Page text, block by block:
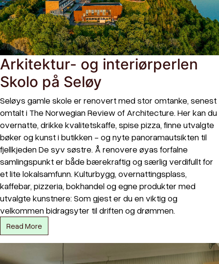
Arkitektur- og interiørperlen
Skolo på Seløy
Seløys gamle skole er renovert med stor omtanke, senest
omtalt i The Norwegian Review of Architecture. Her kan du
overnatte, drikke kvalitetskaffe, spise pizza, finne utvalgte
bøker og kunst i butikken - og nyte panoramautsikten til
fjellkjeden De syv søstre. Å renovere øyas forfalne
samlingspunkt er både bærekraftig og særlig verdifullt for
et lite lokalsamfunn. Kulturbygg, overnattingsplass,
kaffebar, pizzeria, bokhandel og egne produkter med
utvalgte kunstnere: Som gjest er du en viktig og
velkommen bidragsyter til driften og drømmen.
Read More